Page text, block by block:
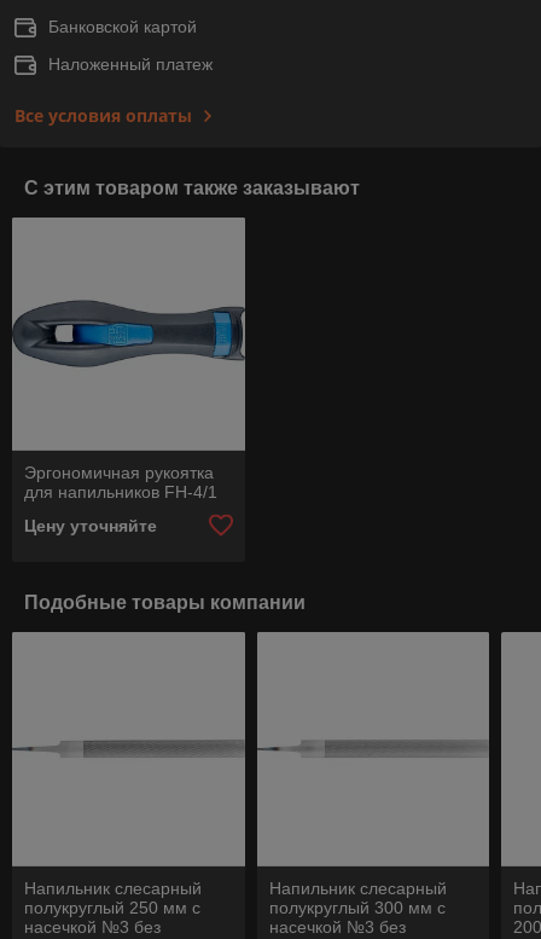
Банковской картой
Наложенный платеж
Все условия оплаты
С этим товаром также заказывают
Эргономичная рукоятка
для напильников FH-4/1
Цену уточняйте
Подобные товары компании
Напильник слесарный
полукруглый 250 мм с
насечкой №3 без
Напильник слесарный
полукруглый 300 мм с
насечкой №3 без